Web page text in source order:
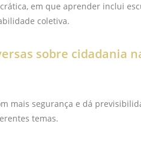
em que aprender inclui
coletiva.
sobre cidadania
mais segurança e dá
temas.